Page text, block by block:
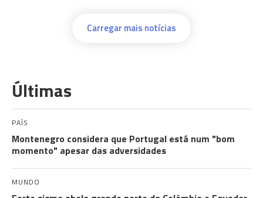
Carregar mais notícias
Últimas
PAÍS
Montenegro considera que Portugal está num "bom
momento" apesar das adversidades
MUNDO